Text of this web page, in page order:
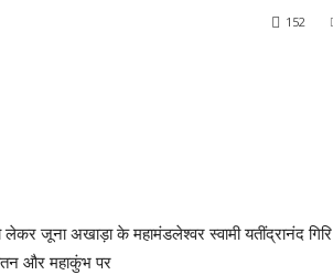
152
अखाड़ा के महामंडलेश्वर स्वामी यतींद्रानंद गिरि
और महाकुंभ पर